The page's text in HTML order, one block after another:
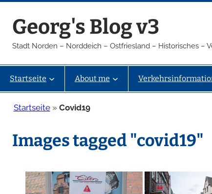
Inhalt
springen
Georg's Blog v3
Stadt Norden – Norddeich – Ostfriesland – Historisches –
Startseite About me
Startseite» Covid19
Images tagged "covid19"